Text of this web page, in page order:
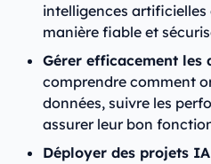
intelligences
manière fiable et
Gérer efficacement les
comprendre comment
données, suivre les
assurer leur bon
Déployer des projets